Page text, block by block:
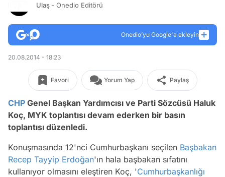
Ulaş - Onedio Editörü
Onedio’yu Google'a ekleyin
20.08.2014 - 18:23
Favori Yorum Yap Paylaş
CHP Genel Başkan Yardımcısı ve Parti Sözcüsü Haluk
Koç, MYK toplantısı devam ederken bir basın
toplantısı düzenledi.
Konuşmasında 12'nci Cumhurbaşkanı seçilen Başbakan
Recep Tayyip Erdoğan'ın hala başbakan sıfatını
kullanıyor olmasını eleştiren Koç, 'Cumhurbaşkanlığı